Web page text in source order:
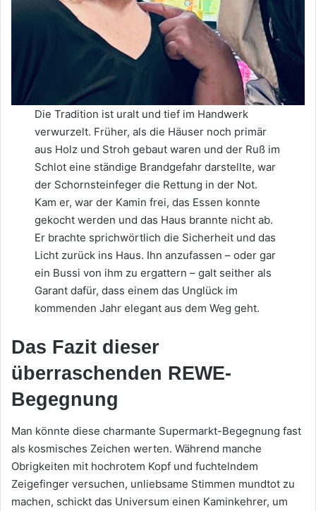
Die Tradition ist uralt und tief im Handwerk
verwurzelt. Früher, als die Häuser noch primär
aus Holz und Stroh gebaut waren und der Ruß im
Schlot eine ständige Brandgefahr darstellte, war
der Schornsteinfeger die Rettung in der Not.
Kam er, war der Kamin frei, das Essen konnte
gekocht werden und das Haus brannte nicht ab.
Er brachte sprichwörtlich die Sicherheit und das
Licht zurück ins Haus. Ihn anzufassen – oder gar
ein Bussi von ihm zu ergattern – galt seither als
Garant dafür, dass einem das Unglück im
kommenden Jahr elegant aus dem Weg geht.
Das Fazit dieser
überraschenden REWE-
Begegnung
Man könnte diese charmante Supermarkt-Begegnung fast
als kosmisches Zeichen werten. Während manche
Obrigkeiten mit hochrotem Kopf und fuchtelndem
Zeigefinger versuchen, unliebsame Stimmen mundtot zu
machen, schickt das Universum einen Kaminkehrer, um